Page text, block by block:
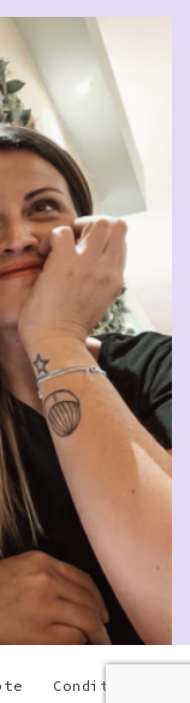
Conditions